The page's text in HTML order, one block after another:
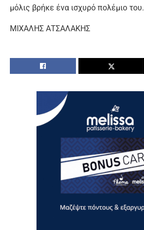
μόλις βρήκε ένα ισχυρό πολέμιο του.
ΜΙΧΑΛΗΣ ΑΤΣΑΛΑΚΗΣ